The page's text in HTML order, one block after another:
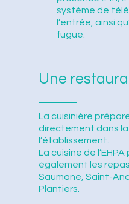
système de
l’entrée, ainsi
fugue.
Une
La cuisinière
directement dans la
l’établissement.
La cuisine de
également les
Saumane, Saint-
Plantiers.